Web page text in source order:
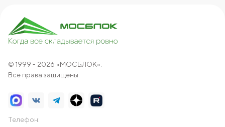
© 1999 - 2026 «МОСБЛОК».
Все права защищены.
Телефон: